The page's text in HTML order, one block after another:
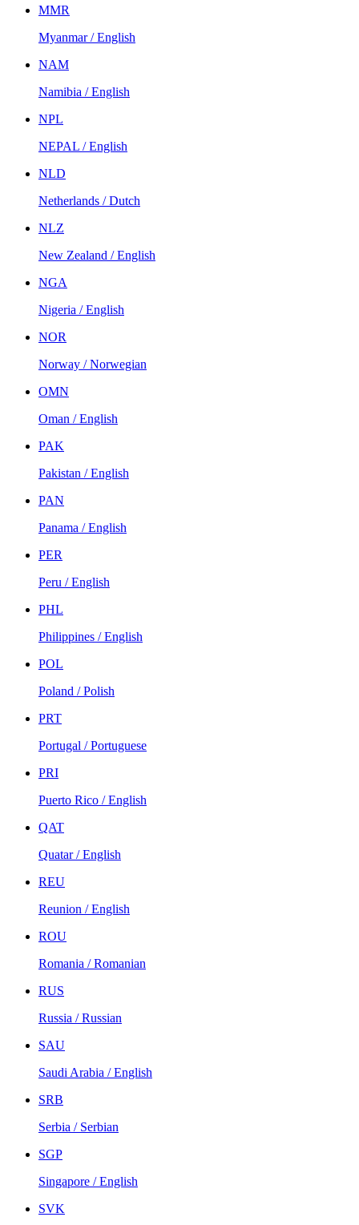
MMR
Myanmar / English
NAM
Namibia / English
NPL
NEPAL / English
NLD
Netherlands / Dutch
NLZ
New Zealand / English
NGA
Nigeria / English
NOR
Norway / Norwegian
OMN
Oman / English
PAK
Pakistan / English
PAN
Panama / English
PER
Peru / English
PHL
Philippines / English
POL
Poland / Polish
PRT
Portugal / Portuguese
PRI
Puerto Rico / English
QAT
Quatar / English
REU
Reunion / English
ROU
Romania / Romanian
RUS
Russia / Russian
SAU
Saudi Arabia / English
SRB
Serbia / Serbian
SGP
Singapore / English
SVK